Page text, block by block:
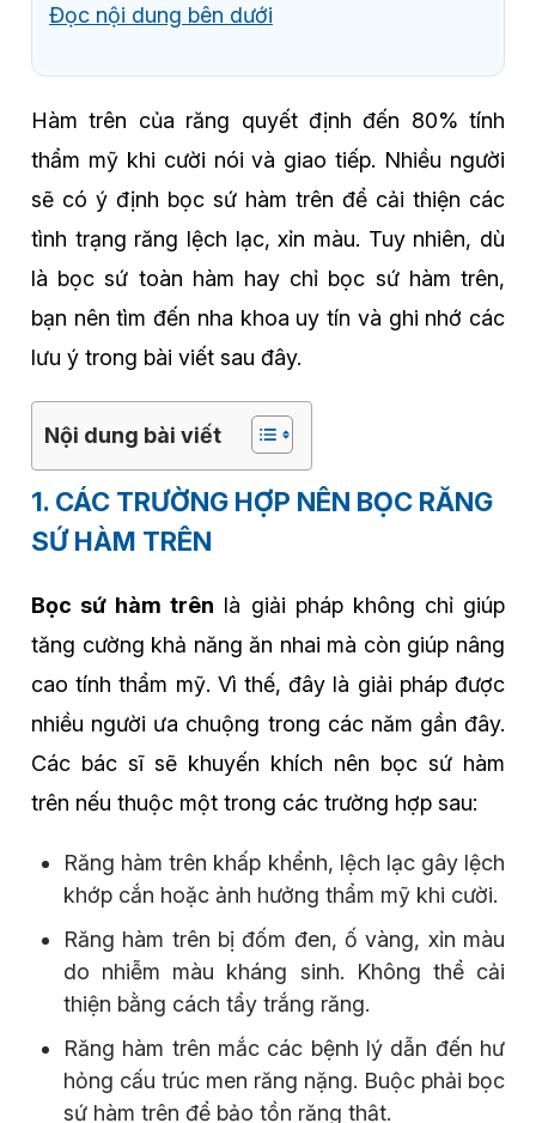
Đọc nội dung bên dưới
Hàm trên của răng quyết định đến 80% tính
thẩm mỹ khi cười nói và giao tiếp. Nhiều người
sẽ có ý định bọc sứ hàm trên để cải thiện các
tình trạng răng lệch lạc, xỉn màu. Tuy nhiên, dù
là bọc sứ toàn hàm hay chỉ bọc sứ hàm trên,
bạn nên tìm đến nha khoa uy tín và ghi nhớ các
lưu ý trong bài viết sau đây.
Nội dung bài viết
1. CÁC TRƯỜNG HỢP NÊN BỌC RĂNG
SỨ HÀM TRÊN
Bọc sứ hàm trên là giải pháp không chỉ giúp
tăng cường khả năng ăn nhai mà còn giúp nâng
cao tính thẩm mỹ. Vì thế, đây là giải pháp được
nhiều người ưa chuộng trong các năm gần đây.
Các bác sĩ sẽ khuyến khích nên bọc sứ hàm
trên nếu thuộc một trong các trường hợp sau:
Răng hàm trên khấp khểnh, lệch lạc gây lệch
khớp cắn hoặc ảnh hưởng thẩm mỹ khi cười.
Răng hàm trên bị đốm đen, ố vàng, xỉn màu
do nhiễm màu kháng sinh. Không thể cải
thiện bằng cách tẩy trắng răng.
Răng hàm trên mắc các bệnh lý dẫn đến hư
hỏng cấu trúc men răng nặng. Buộc phải bọc
sứ hàm trên để bảo tồn răng thật.